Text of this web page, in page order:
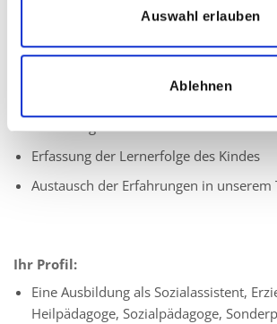
Auswahl erlauben
Ablehnen
körperlichen-motorischen oder
Förderung
Erfassung der Lernerfolge des Kindes
Austausch der Erfahrungen in unserem
Ihr Profil:
Eine Ausbildung als Sozialassistent,
Heilpädagoge, Sozialpädagoge,